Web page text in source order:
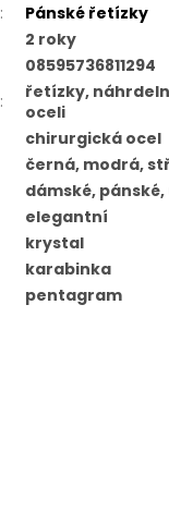
:
Pánské řetízky
2 roky
08595736811294
:
řetízky,
oceli
chirurgická ocel
černá, modrá,
dámské,
elegantní
krystal
karabinka
pentagram